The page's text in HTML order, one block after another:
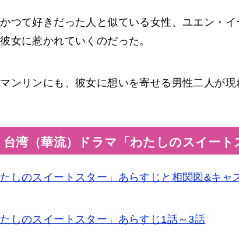
つて好きだった人と似ている女性、ユエン・イ
女に惹かれていくのだった。
ンリンにも、彼女に想いを寄せる男性二人が現
台湾（華流）ドラマ「わたしのスイー
たしのスイートスター」あらすじと相関図&キャ
たしのスイートスター」あらすじ1話～3話